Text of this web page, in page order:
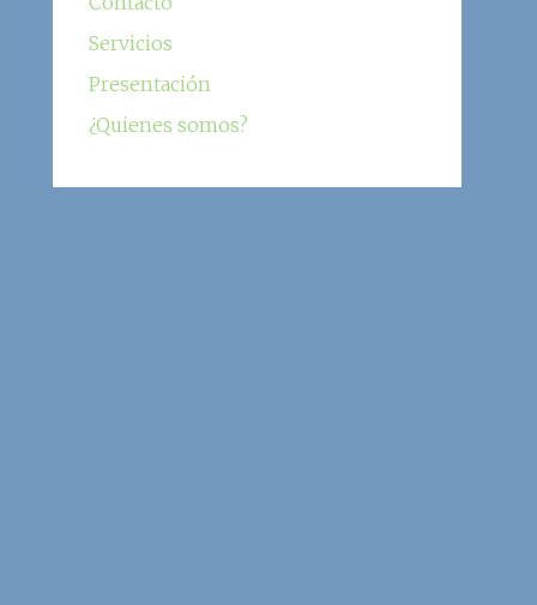
Servicios
Presentación
¿Quienes somos?